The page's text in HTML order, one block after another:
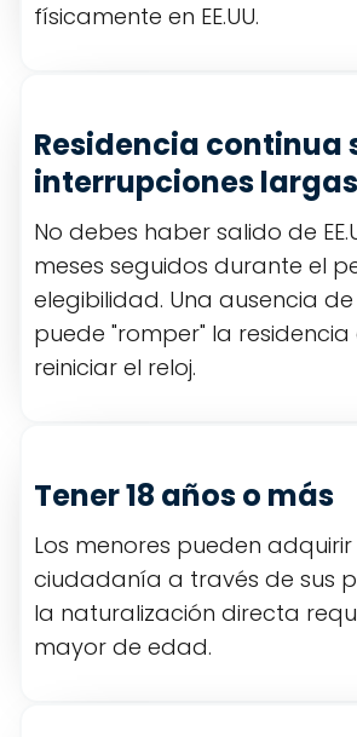
físicamente en EE.UU.
Residencia continua
interrupciones largas
No debes haber salido de
meses seguidos durante el
elegibilidad. Una ausencia
puede "romper" la
reiniciar el reloj.
Tener 18 años o más
Los menores pueden adquirir
ciudadanía a través de sus
la naturalización directa
mayor de edad.